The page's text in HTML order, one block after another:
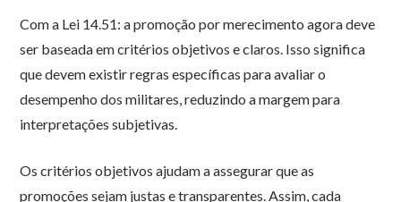
Com a Lei 14.51: a promoção por merecimento agora deve
ser baseada em critérios objetivos e claros. Isso significa
que devem existir regras específicas para avaliar o
desempenho dos militares, reduzindo a margem para
interpretações subjetivas.
Os critérios objetivos ajudam a assegurar que as
promoções sejam justas e transparentes. Assim, cada